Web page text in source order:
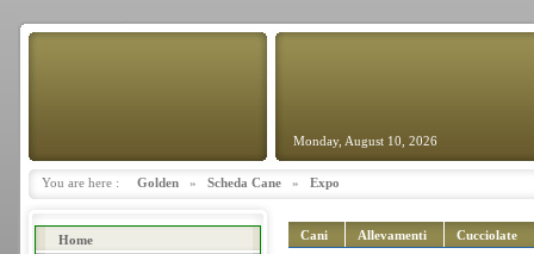
Monday, August 10, 2026
You are here : Golden » Scheda Cane » Expo
Home
Cani Allevamenti Cucciolate